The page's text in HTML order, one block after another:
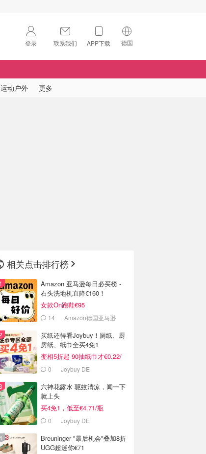
登录 联系我们 APP下载 德国
🇺🇸
运动户外 更多
相关点击排行榜
Amazon 亚马逊每日必买榜 -
石头洗地机直降€160！
女款On跑鞋€95
14 Amazon德国亚马逊
买纸还得看Joybuy！厕纸、厨
房纸、纸巾全买4免1
变相5折起 90抽纸巾才€0.22/
包 0 Joybuy DE
六神花露水 驱蚊清凉，闻一下
就上头
买4免1，低至€4.71/瓶
0 Joybuy DE
Breuninger "最后机会"叠加8折
UGG超迷你€71